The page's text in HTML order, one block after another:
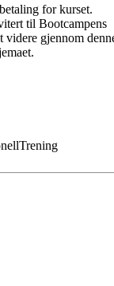
for kurset.
til Bootcampens
gjennom